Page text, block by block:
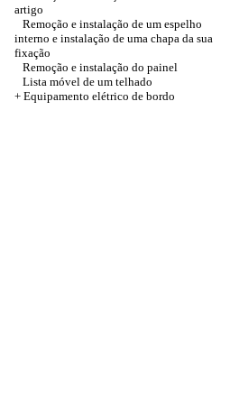
artigo
Remoção e instalação de um espelho
interno e instalação de uma chapa da sua
fixação
Remoção e instalação do painel
Lista móvel de um telhado
+ Equipamento elétrico de bordo